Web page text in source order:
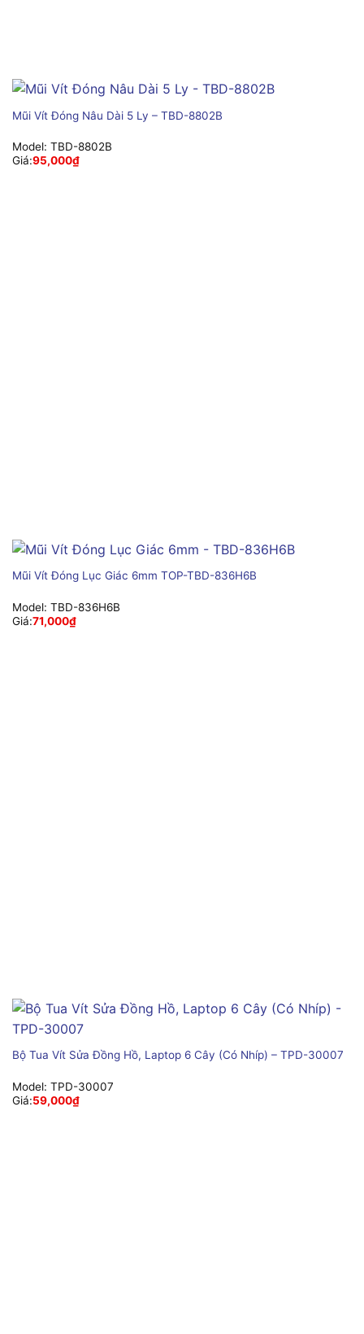
Mũi Vít Đóng Nâu Dài 5 Ly – TBD-8802B
Model: TBD-8802B
Giá:95,000₫
Mũi Vít Đóng Lục Giác 6mm TOP-TBD-836H6B
Model: TBD-836H6B
Giá:71,000₫
Bộ Tua Vít Sửa Đồng Hồ, Laptop 6 Cây (Có Nhíp) – TPD-30007
Model: TPD-30007
Giá:59,000₫